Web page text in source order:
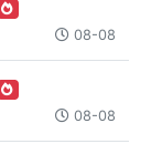
08-08
08-08